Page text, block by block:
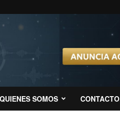
QUIENES SOMOS CONTACTO